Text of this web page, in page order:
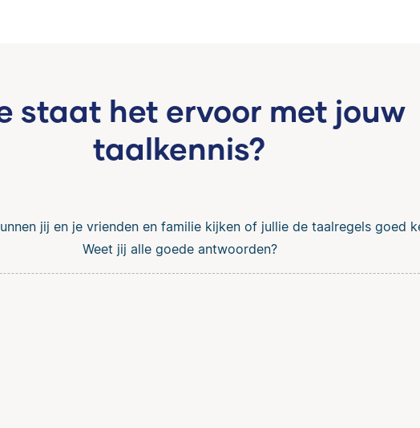
staat het ervoor met jouw
taalkennis?
jij en je vrienden en familie kijken of jullie de taalregels goed
Weet jij alle goede antwoorden?